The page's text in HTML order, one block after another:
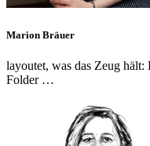
Marion Bräuer
layoutet, was das Zeug
Folder …